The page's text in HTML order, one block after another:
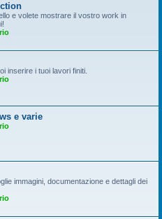
e volete mostrare il vostro work in
inserire i tuoi lavori finiti.
e varie
immagini, documentazione e dettagli dei